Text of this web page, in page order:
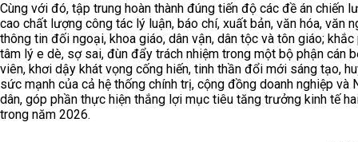
Cùng với đó, tập trung hoàn thành đúng tiến độ các đề án chiến
cao chất lượng công tác lý luận, báo chí, xuất bản, văn hóa, văn
thông tin đối ngoại, khoa giáo, dân vận, dân tộc và tôn giáo; khắc
tâm lý e dè, sợ sai, đùn đẩy trách nhiệm trong một bộ phận cán
viên, khơi dậy khát vọng cống hiến, tinh thần đổi mới sáng tạo,
sức mạnh của cả hệ thống chính trị, cộng đồng doanh nghiệp và
dân, góp phần thực hiện thắng lợi mục tiêu tăng trưởng kinh tế
trong năm 2026.